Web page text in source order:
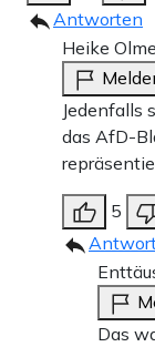
Antworten
Heike
Jedenfalls
das AfD-
5
Das